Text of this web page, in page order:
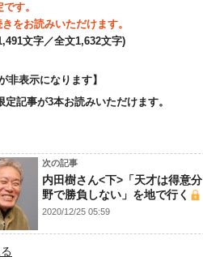
す。
をお読みいただけます。
文字／全文1,632文字)
非表示になります】
記事が3本お読みいただけます。
次の記事
内田樹さん<下>「天才は得意分
野で勝負しない」を地で行く
2020/12/25 05:59